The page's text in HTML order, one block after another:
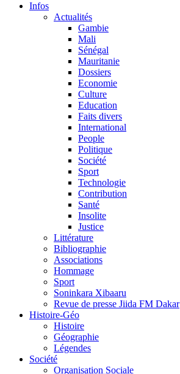
Infos
Actualités
Gambie
Mali
Sénégal
Mauritanie
Dossiers
Economie
Culture
Education
Faits divers
International
People
Politique
Société
Sport
Technologie
Contribution
Santé
Insolite
Justice
Littérature
Bibliographie
Associations
Hommage
Sport
Soninkara Xibaaru
Revue de presse Jiida FM Dakar
Histoire-Géo
Histoire
Géographie
Légendes
Société
Organisation Sociale